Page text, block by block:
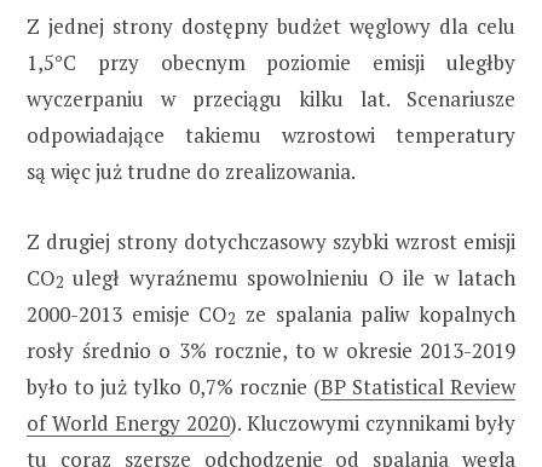
Z jednej strony dostępny budżet węglowy dla celu
1,5°C przy obecnym poziomie emisji uległby
wyczerpaniu w przeciągu kilku lat. Scenariusze
odpowiadające takiemu wzrostowi temperatury
są więc już trudne do zrealizowania.
Z drugiej strony dotychczasowy szybki wzrost emisji
CO2 uległ wyraźnemu spowolnieniu O ile w latach
2000-2013 emisje CO2 ze spalania paliw kopalnych
rosły średnio o 3% rocznie, to w okresie 2013-2019
było to już tylko 0,7% rocznie (BP Statistical Review
of World Energy 2020). Kluczowymi czynnikami były
tu coraz szersze odchodzenie od spalania węgla